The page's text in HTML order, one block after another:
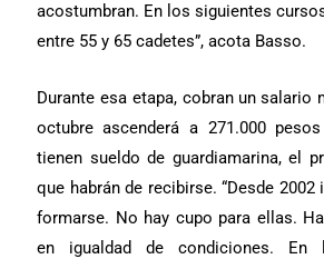
acostumbran. En los siguientes
entre 55 y 65 cadetes”, acota Basso.
Durante esa etapa, cobran un salario
octubre ascenderá a 271.000 pesos
tienen sueldo de guardiamarina, el
que habrán de recibirse. “Desde 2002
formarse. No hay cupo para ellas.
en igualdad de condiciones. En